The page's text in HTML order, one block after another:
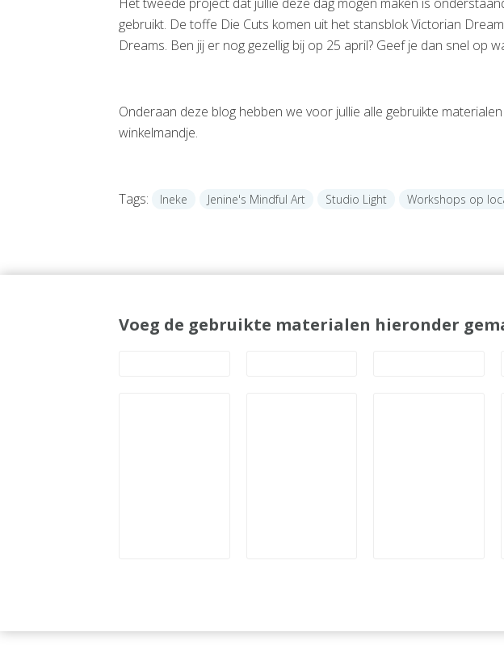
gebruikt. De toffe Die Cuts komen uit het stansblok Victorian
Dreams. Ben jij er nog gezellig bij op 25 april? Geef je dan snel op
Onderaan deze blog hebben we voor jullie alle gebruikte
winkelmandje.
Tags: Ineke Jenine's Mindful Art Studio Light Workshops op
Voeg de gebruikte materialen hieronder